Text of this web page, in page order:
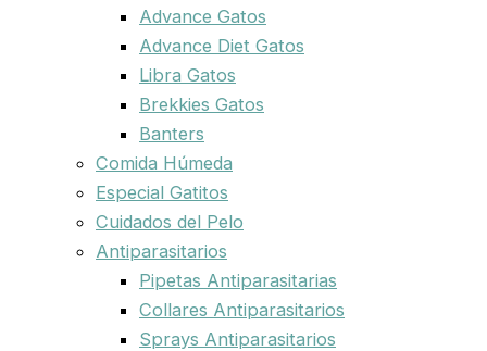
Advance Gatos
Advance Diet Gatos
Libra Gatos
Brekkies Gatos
Banters
Comida Húmeda
Especial Gatitos
Cuidados del Pelo
Antiparasitarios
Pipetas Antiparasitarias
Collares Antiparasitarios
Sprays Antiparasitarios